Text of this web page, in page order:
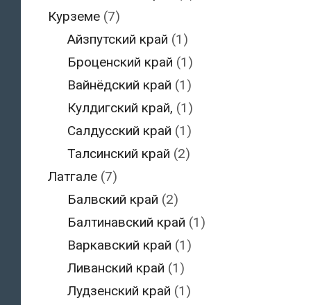
Курземе(7)
Айзпутский край (1)
Броценский край (1)
Вайнёдский край (1)
Кулдигский край, (1)
Салдусский край (1)
Талсинский край (2)
Латгале(7)
Балвский край (2)
Балтинавский край (1)
Варкавский край (1)
Ливанский край (1)
Лудзенский край (1)